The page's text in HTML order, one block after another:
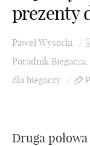
prezenty
Paweł Wysocki
Poradnik Biegacza
dla biegaczy
Druga